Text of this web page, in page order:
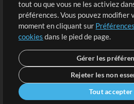
Sessions
Soumettre votre contenu
Listes de lecture
Conférence MT
tout ou que vous ne les activiez
préférences. Vous pouvez modifier
moment en cliquant sur
cookies dans le pied de page.
Gérer les
Rejeter les non
Tout accepter